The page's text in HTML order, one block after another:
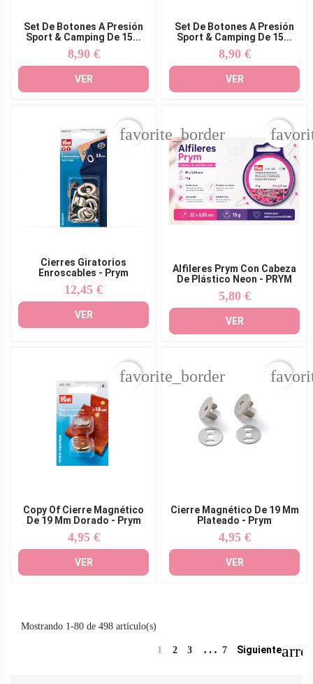
Set De Botones A Presión
Sport & Camping De 15...
Precio
8,90 €
VER
Set De Botones A Presión
Sport & Camping De 15...
Precio
8,90 €
VER
Cierres Giratorios
Enroscables - Prym
Precio
12,45 €
VER
favorite_border
Alfileres Prym Con Cabeza
De Plástico Neon - PRYM
Precio
5,80 €
VER
Copy Of Cierre Magnético
De 19 Mm Dorado - Prym
Precio
4,95 €
VER
favorite_border
Cierre Magnético De 19 Mm
Plateado - Prym
Precio
4,95 €
VER
Mostrando 1-80 de 498 artículo(s)
1 23 … 7 Siguiente